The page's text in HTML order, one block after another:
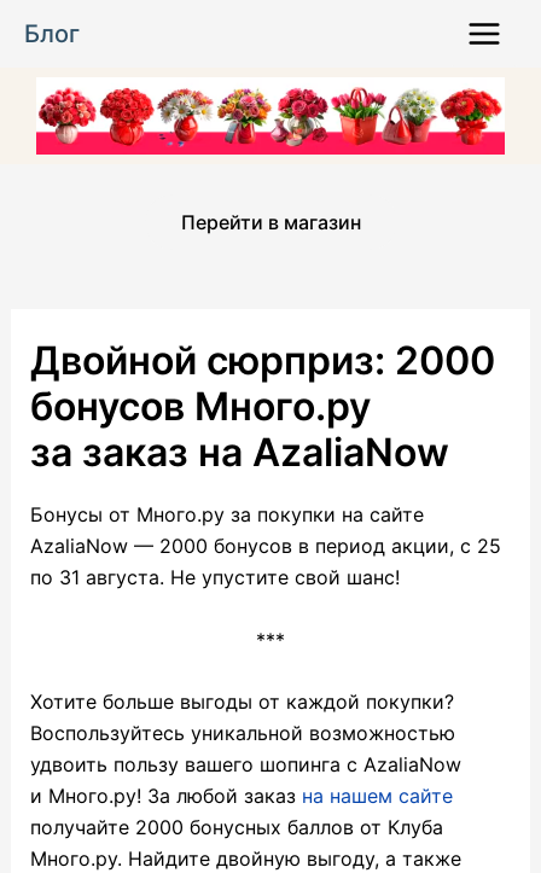
Блог
Menu
Перейти в магазин
Двойной сюрприз: 2000
бонусов Много.ру
за заказ на AzaliaNow
Бонусы от Много.ру за покупки на сайте
AzaliaNow — 2000 бонусов в период акции, с 25
по 31 августа. Не упустите свой шанс!
***
Хотите больше выгоды от каждой покупки?
Воспользуйтесь уникальной возможностью
удвоить пользу вашего шопинга с AzaliaNow
и Много.ру! За любой заказ на нашем сайте
получайте 2000 бонусных баллов от Клуба
Много.ру. Найдите двойную выгоду, а также